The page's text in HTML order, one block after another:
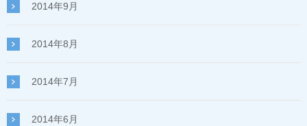
2014年9月
2014年8月
2014年7月
2014年6月